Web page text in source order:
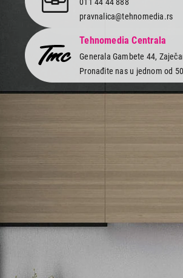
pravnalica@tehnomedia.rs
Tehnomedia Centrala
Generala Gambete 44,
Pronađite nas u jednom od